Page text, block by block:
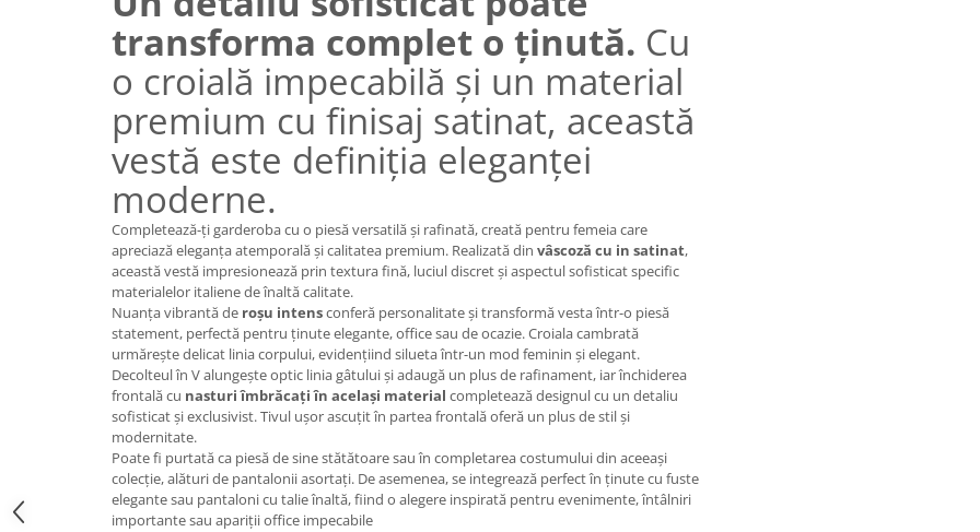
transforma complet o ținută. Cu
o croială impecabilă și un material
premium cu finisaj satinat, această
vestă este definiția eleganței
moderne.
Completează-ți garderoba cu o piesă versatilă și rafinată, creată pentru femeia care
apreciază eleganța atemporală și calitatea premium. Realizată din vâscoză cu in satinat,
această vestă impresionează prin textura fină, luciul discret și aspectul sofisticat specific
materialelor italiene de înaltă calitate.
Nuanța vibrantă de roșu intensconferă personalitate și transformă vesta într-o piesă
statement, perfectă pentru ținute elegante, office sau de ocazie. Croiala cambrată
urmărește delicat linia corpului, evidențiind silueta într-un mod feminin și elegant.
Decolteul în V alungește optic linia gâtului și adaugă un plus de rafinament, iar închiderea
frontală cu nasturi îmbrăcați în același material completează designul cu un detaliu
sofisticat și exclusivist. Tivul ușor ascuțit în partea frontală oferă un plus de stil și
modernitate.
Poate fi purtată ca piesă de sine stătătoare sau în completarea costumului din aceeași
colecție, alături de pantalonii asortați. De asemenea, se integrează perfect în ținute cu fuste
elegante sau pantaloni cu talie înaltă, fiind o alegere inspirată pentru evenimente, întâlniri
importante sau apariții office impecabile